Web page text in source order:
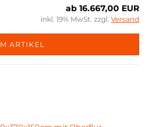
ab 16.667,00 EUR
inkl. 19% MwSt. zzgl. Versand
ARTIKEL